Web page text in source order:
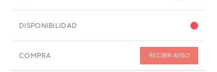
DISPONIBILIDAD
COMPRA RECIBIR AVISO